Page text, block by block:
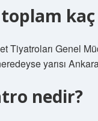
toplam
Tiyatroları Genel
yarısı
nedir?